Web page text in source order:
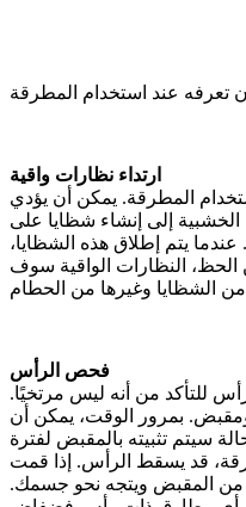
تعرفه عند استخدام المطرقة
ارتداء نظارات واقية
المطرقة. يمكن أن يؤدي
إلى إنشاء شظايا على
يتم إطلاق هذه الشظايا،
النظارات الواقية سوف
فحص الرأس
للتأكد من أنه ليس مرتخيًا.
بمرور الوقت، يمكن أن
سيتم تثبيته بالمقبض لفترة
قد يسقط الرأس. إذا قمت
من المقبض ويتجه نحو جسمك.